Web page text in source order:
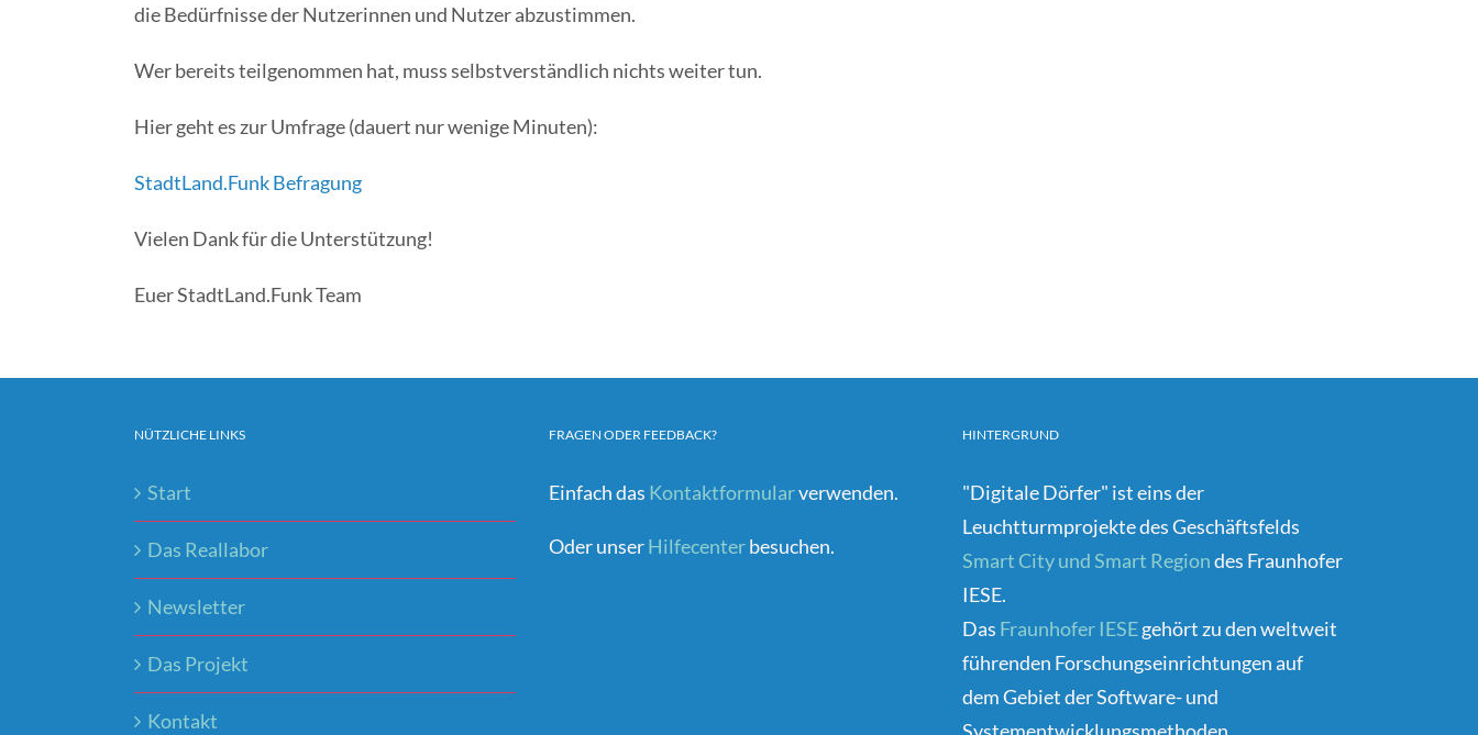
die Bedürfnisse der Nutzerinnen und Nutzer abzustimmen.
Wer bereits teilgenommen hat, muss selbstverständlich nichts weiter tun.
Hier geht es zur Umfrage (dauert nur wenige Minuten):
StadtLand.Funk Befragung
Vielen Dank für die Unterstützung!
Euer StadtLand.Funk Team
NÜTZLICHE LINKS
Start
Das Reallabor
Newsletter
Das Projekt
Kontakt
FRAGEN ODER FEEDBACK?
Einfach das Kontaktformularverwenden.
Oder unserHilfecenterbesuchen.
HINTERGRUND
"Digitale Dörfer" ist eins der
Leuchtturmprojekte des Geschäftsfelds
Smart City und Smart Regiondes Fraunhofer
IESE.
Das Fraunhofer IESEgehört zu den weltweit
führenden Forschungseinrichtungen auf
dem Gebiet der Software- und